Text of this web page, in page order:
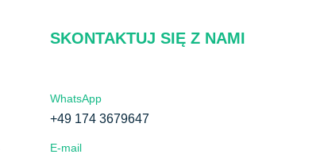
SKONTAKTUJ SIĘ Z NAMI
WhatsApp
+49 174 3679647
E-mail